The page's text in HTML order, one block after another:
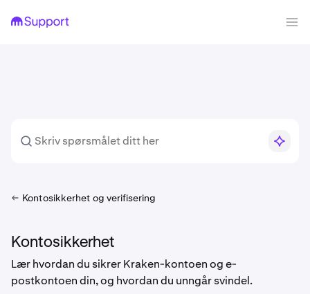
Kontosikkerhet og verifisering
Kontosikkerhet
Lær hvordan du sikrer Kraken-kontoen og e-
postkontoen din, og hvordan du unngår svindel.